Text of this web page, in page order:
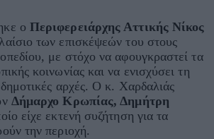
ο Περιφερειάρχης Αττικής Νίκος
των επισκέψεών του στους
με στόχο να αφουγκραστεί τα
κοινωνίας και να ενισχύσει τη
αρχές. Ο κ. Χαρδαλιάς
Δήμαρχο Κρωπίας, Δημήτρη
είχε εκτενή συζήτηση για τα
την περιοχή.